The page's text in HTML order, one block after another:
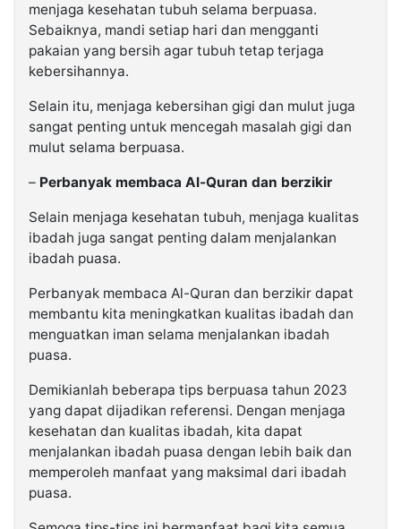
menjaga kesehatan tubuh selama berpuasa.
Sebaiknya, mandi setiap hari dan mengganti
pakaian yang bersih agar tubuh tetap terjaga
kebersihannya.
Selain itu, menjaga kebersihan gigi dan mulut juga
sangat penting untuk mencegah masalah gigi dan
mulut selama berpuasa.
– Perbanyak membaca Al-Quran dan berzikir
Selain menjaga kesehatan tubuh, menjaga kualitas
ibadah juga sangat penting dalam menjalankan
ibadah puasa.
Perbanyak membaca Al-Quran dan berzikir dapat
membantu kita meningkatkan kualitas ibadah dan
menguatkan iman selama menjalankan ibadah
puasa.
Demikianlah beberapa tips berpuasa tahun 2023
yang dapat dijadikan referensi. Dengan menjaga
kesehatan dan kualitas ibadah, kita dapat
menjalankan ibadah puasa dengan lebih baik dan
memperoleh manfaat yang maksimal dari ibadah
puasa.